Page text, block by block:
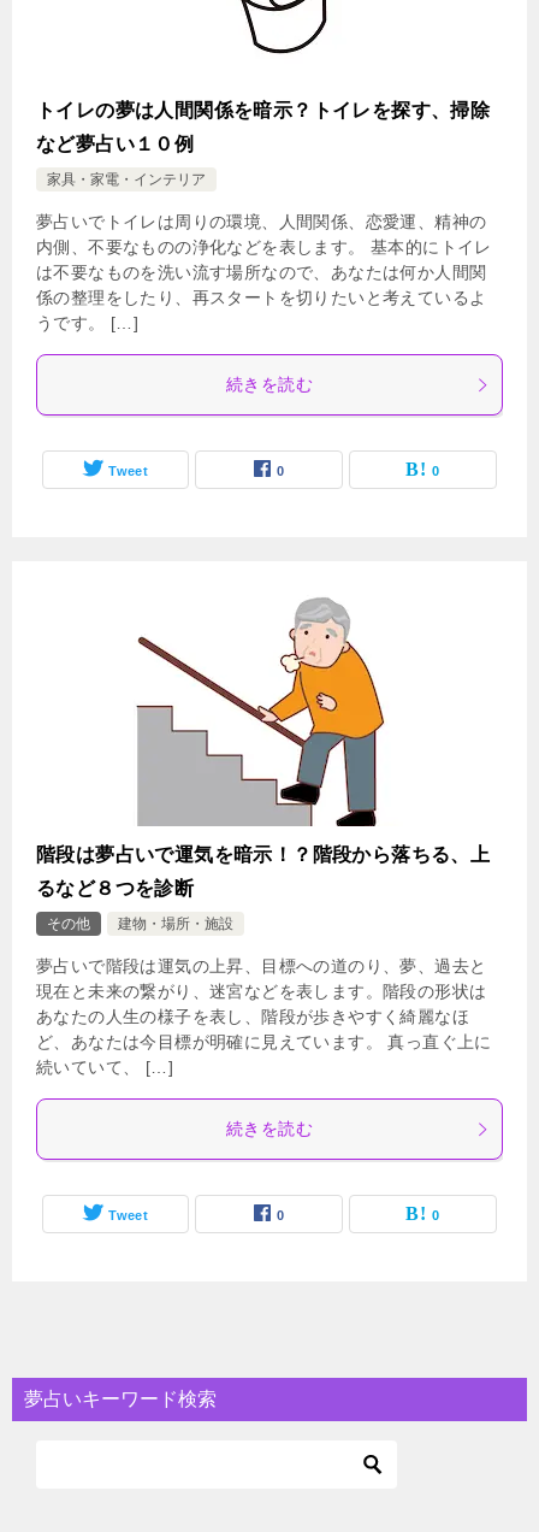
トイレの夢は人間関係を暗示？トイレを探す、掃除
など夢占い１０例
家具・家電・インテリア
夢占いでトイレは周りの環境、人間関係、恋愛運、精神の
内側、不要なものの浄化などを表します。 基本的にトイレ
は不要なものを洗い流す場所なので、あなたは何か人間関
係の整理をしたり、再スタートを切りたいと考えているよ
うです。 […]
続きを読む
Tweet 0 0
階段は夢占いで運気を暗示！？階段から落ちる、上
るなど８つを診断
その他 建物・場所・施設
夢占いで階段は運気の上昇、目標への道のり、夢、過去と
現在と未来の繋がり、迷宮などを表します。階段の形状は
あなたの人生の様子を表し、階段が歩きやすく綺麗なほ
ど、あなたは今目標が明確に見えています。 真っ直ぐ上に
続いていて、 […]
続きを読む
Tweet 0 0
夢占いキーワード検索